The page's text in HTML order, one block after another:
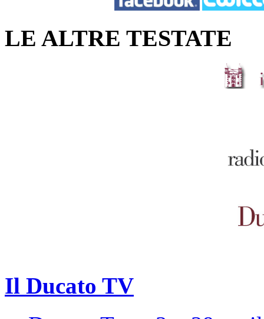
LE ALTRE TESTATE
Il Ducato TV